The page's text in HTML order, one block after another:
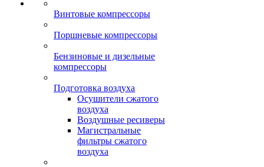
Винтовые компрессоры
Поршневые компрессоры
Бензиновые и дизельные
компрессоры
Подготовка воздуха
Осушители сжатого
воздуха
Воздушные ресиверы
Магистральные
фильтры сжатого
воздуха